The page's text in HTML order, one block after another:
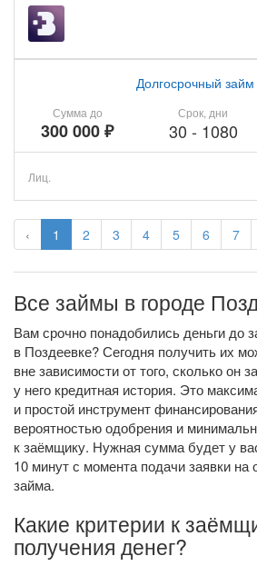
‹ 1 2 3 4 5 6 7
Сумма до
300 000 ₽
Долгосрочный займ
Срок, дни
30 - 1080
Лиц.
Все займы в городе
Вам срочно понадобились деньги до
в Поздеевке? Сегодня получить их
вне зависимости от того, сколько он
у него кредитная история. Это
и простой инструмент
вероятностью одобрения и
к заёмщику. Нужная сумма будет у
10 минут с момента подачи заявки на
займа.
Какие критерии к
получения денег?